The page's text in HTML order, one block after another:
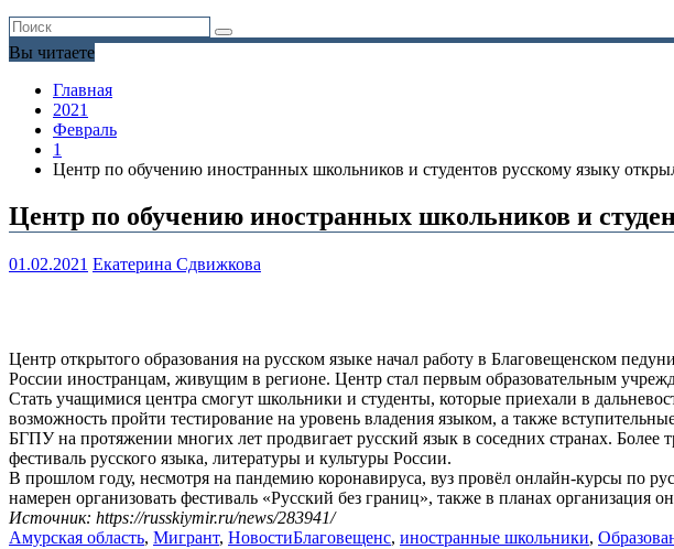
Вы читаете
Главная
2021
Февраль
1
Центр по обучению иностранных школьников и студентов русскому языку
Центр по обучению иностранных школьников и
01.02.2021 Екатерина Сдвижкова
Центр открытого образования на русском языке начал работу в Благовещенском
России иностранцам, живущим в регионе. Центр стал первым образовательным
Стать учащимися центра смогут школьники и студенты, которые приехали в
возможность пройти тестирование на уровень владения языком, а также
БГПУ на протяжении многих лет продвигает русский язык в соседних странах.
фестиваль русского языка, литературы и культуры России.
В прошлом году, несмотря на пандемию коронавируса, вуз провёл онлайн-курсы по
намерен организовать фестиваль «Русский без границ», также в планах организация
Источник: https://russkiymir.ru/news/283941/
Амурская область, Мигрант, НовостиБлаговещенс, иностранные школьники,